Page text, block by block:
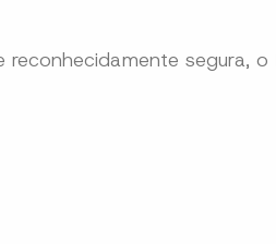
segura, o